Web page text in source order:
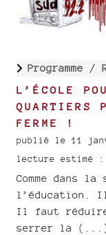
Programme /
L’ÉCOLE
QUARTIERS
FERME !
publié le 11
lecture estimé :
Comme dans
l’éducation.
Il faut
serrer la